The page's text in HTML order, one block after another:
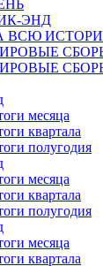
ЭНД
ВСЮ
месяца
квартала
полугодия
месяца
квартала
полугодия
месяца
квартала